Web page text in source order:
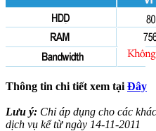
Thông tin chi tiết xem tại Đây
Lưu ý: Chỉ áp dụng cho các
dịch vụ kể từ ngày 14-11-2011